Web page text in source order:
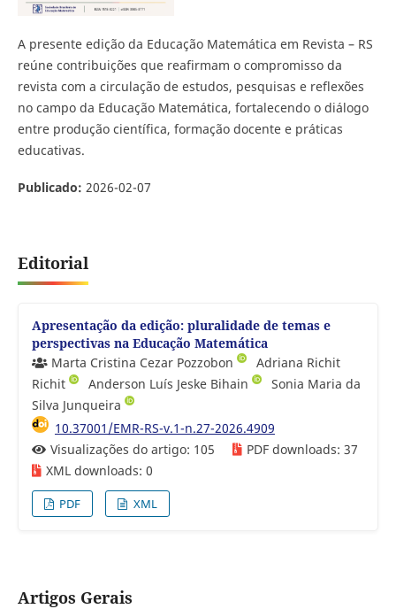
A presente edição da Educação Matemática em Revista – RS
reúne contribuições que reafirmam o compromisso da
revista com a circulação de estudos, pesquisas e reflexões
no campo da Educação Matemática, fortalecendo o diálogo
entre produção científica, formação docente e práticas
educativas.
Publicado: 2026-02-07
Editorial
Apresentação da edição: pluralidade de temas e
perspectivas na Educação Matemática
Marta Cristina Cezar Pozzobon
Adriana Richit
Richit
Anderson Luís Jeske Bihain
Sonia Maria da
Silva Junqueira
10.37001/EMR-RS-v.1-n.27-2026.4909
Visualizações do artigo: 105
PDF downloads: 37
XML downloads: 0
PDF XML
Artigos Gerais